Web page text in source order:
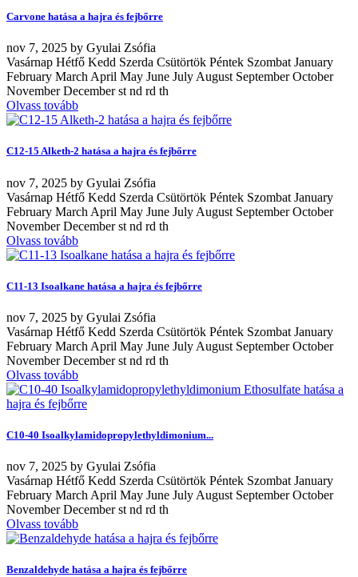
Carvone hatása a hajra és fejbőrre
nov 7, 2025 by Gyulai Zsófia
Vasárnap Hétfő Kedd Szerda Csütörtök Péntek Szombat January
February March April May June July August September October
November December st nd rd th
Olvass tovább
C12-15 Alketh-2 hatása a hajra és fejbőrre
nov 7, 2025 by Gyulai Zsófia
Vasárnap Hétfő Kedd Szerda Csütörtök Péntek Szombat January
February March April May June July August September October
November December st nd rd th
Olvass tovább
C11-13 Isoalkane hatása a hajra és fejbőrre
nov 7, 2025 by Gyulai Zsófia
Vasárnap Hétfő Kedd Szerda Csütörtök Péntek Szombat January
February March April May June July August September October
November December st nd rd th
Olvass tovább
C10-40 Isoalkylamidopropylethyldimonium...
nov 7, 2025 by Gyulai Zsófia
Vasárnap Hétfő Kedd Szerda Csütörtök Péntek Szombat January
February March April May June July August September October
November December st nd rd th
Olvass tovább
Benzaldehyde hatása a hajra és fejbőrre